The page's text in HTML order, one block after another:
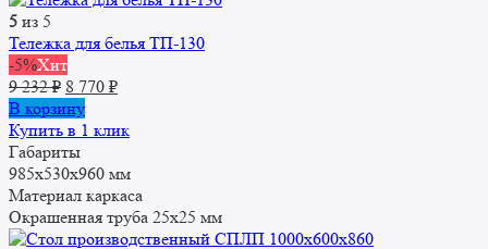
5 из 5
Тележка для белья ТП-130
-5%Хит
9 232₽ Первоначальная
цена
составляла
9
232 ₽.
8 770 ₽Текущая
8
В корзину
Купить в 1 клик
Габариты
985х530х960 мм
Материал каркаса
Окрашенная труба 25x25 мм